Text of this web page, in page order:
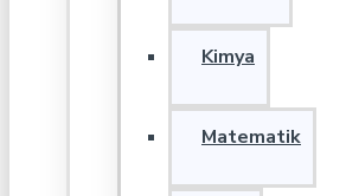
Kimya
Matematik